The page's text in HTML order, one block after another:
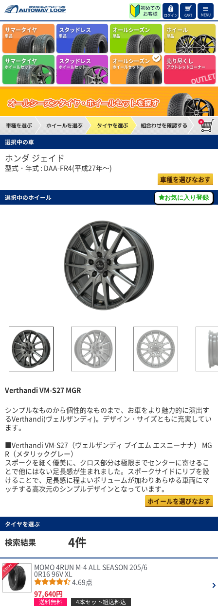
ログイン CART MENU
サマータイヤ
単品
スタッドレス
単品
オールシーズン
単品
ホイール
単品
サマータイヤ
ホイールセット
スタッドレス
ホイールセット
オールシーズン
ホイールセット
売り尽くし
アウトレットコーナー
選択中の車
ホンダ ジェイド
型式・年式 : DAA-FR4(平成27年～)
車種を選びなおす
選択中のホイール お気に入り登録
Verthandi VM-S27 MGR
シンプルなものから個性的なものまで、お車をより魅力的に演出す
るVerthandi(ヴェルザンディ)。デザイン・サイズともに充実してい
ます。
■Verthandi VM-S27（ヴェルザンディ ブイエム エスニーナナ） MG
R（メタリックグレー）
スポークを細く優美に、クロス部分は極限までセンターに寄せるこ
とで他にはない足長感が生まれました。スポークサイドにリブを設
けることで、足長感に程よいボリュームが加わりあらゆる車両にマ
ッチする高次元のシンプルデザインとなっています。
ホイールを選びなおす
タイヤを選ぶ
検索結果 4件
MOMO 4RUN M-4 ALL SEASON 205/6
0R16 96V XL
4.69点
97,640円
送料無料 4本セット組込料込